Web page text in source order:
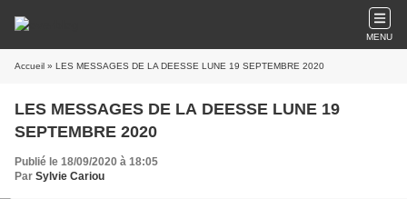
MENU
Accueil » LES MESSAGES DE LA DEESSE LUNE 19 SEPTEMBRE 2020
LES MESSAGES DE LA DEESSE LUNE 19
SEPTEMBRE 2020
Publié le 18/09/2020 à 18:05
Par Sylvie Cariou